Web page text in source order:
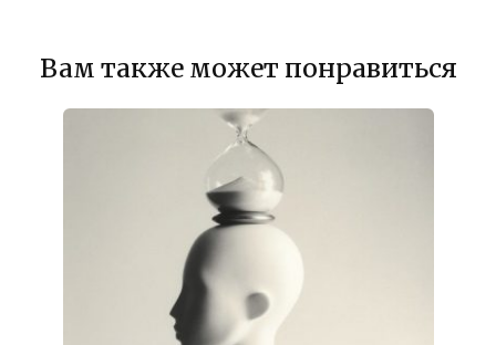
Вам также может понравиться